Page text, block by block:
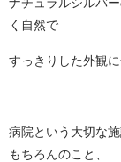
く自然で
すっきりした外観に
病院という大切な
もちろんのこと、